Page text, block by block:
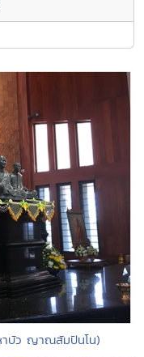
าบัว ญาณสัมปันโน)